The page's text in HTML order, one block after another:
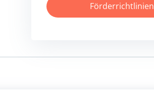
Förderrichtlinien